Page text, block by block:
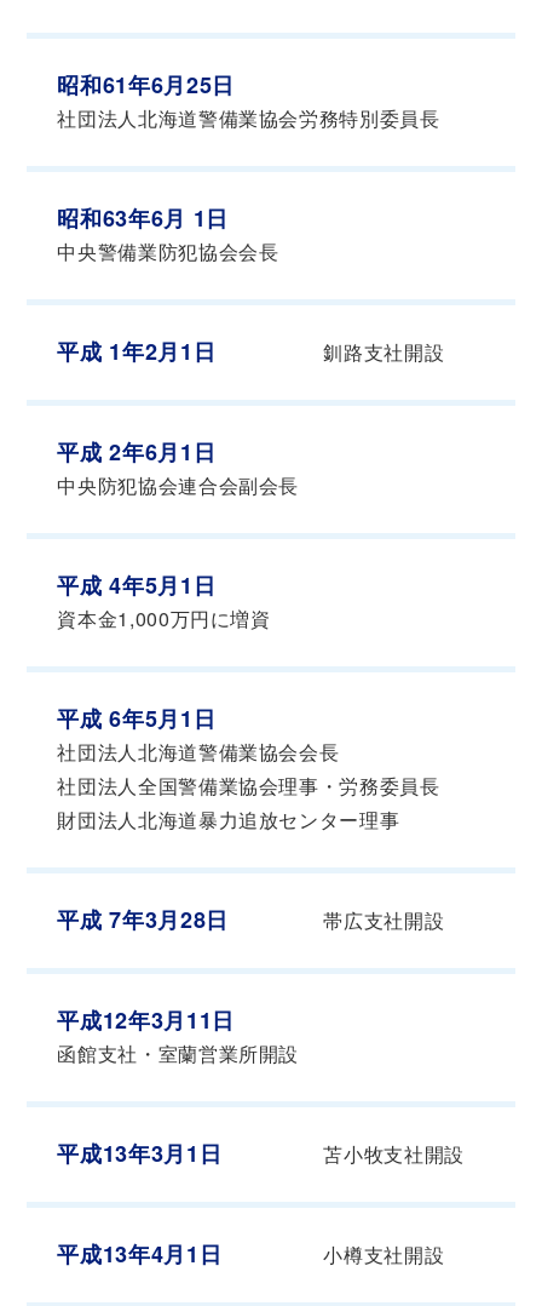
昭和61年6月25日
社団法人北海道警備業協会労務特別委員長
昭和63年6月 1日
中央警備業防犯協会会長
平成 1年2月1日 釧路支社開設
平成 2年6月1日
中央防犯協会連合会副会長
平成 4年5月1日
資本金1,000万円に増資
平成 6年5月1日
社団法人北海道警備業協会会長
社団法人全国警備業協会理事・労務委員長
財団法人北海道暴力追放センター理事
平成 7年3月28日 帯広支社開設
平成12年3月11日
函館支社・室蘭営業所開設
平成13年3月1日 苫小牧支社開設
平成13年4月1日 小樽支社開設